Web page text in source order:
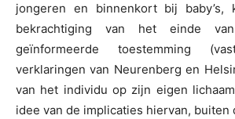
jongeren en binnenkort bij
bekrachtiging van het einde
geïnformeerde toestemming
verklaringen van Neurenberg en
van het individu op zijn eigen
idee van de implicaties hiervan, buiten